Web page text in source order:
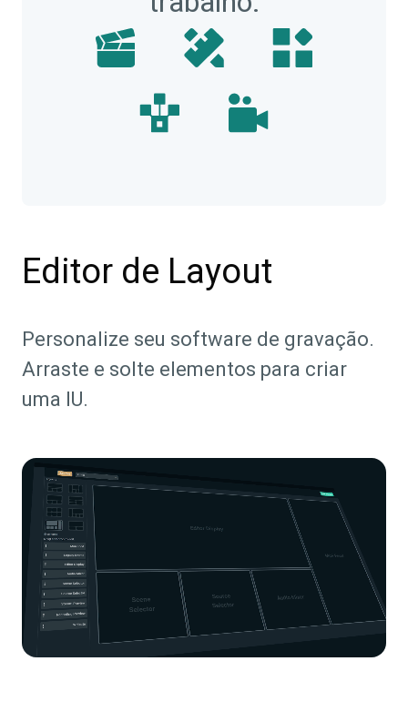
Editor de Layout
Personalize seu software de gravação.
Arraste e solte elementos para criar
uma IU.